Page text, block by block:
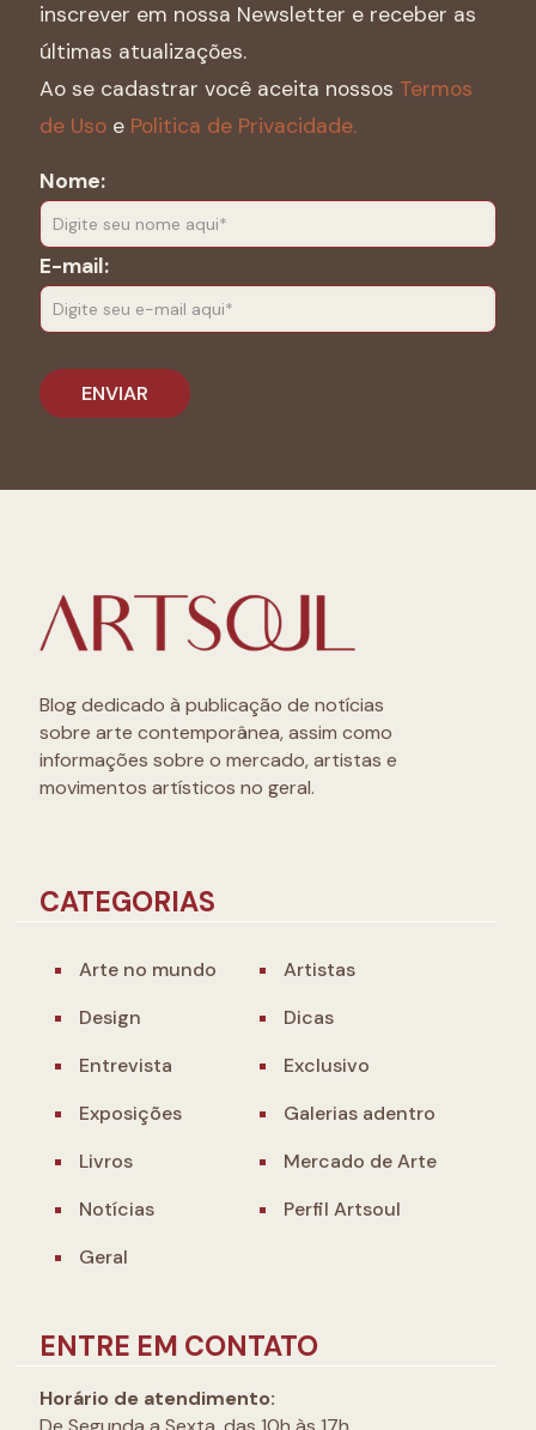
inscrever em nossa Newsletter e receber as
últimas atualizações.
Ao se cadastrar você aceita nossos Termos
de Uso e Politica de Privacidade.
Nome:
E-mail:
Blog dedicado à publicação de notícias
sobre arte contemporânea, assim como
informações sobre o mercado, artistas e
movimentos artísticos no geral.
CATEGORIAS
Arte no mundo
Artistas
Design
Dicas
Entrevista
Exclusivo
Exposições
Galerias adentro
Livros
Mercado de Arte
Notícias
Perfil Artsoul
Geral
ENTRE EM CONTATO
Horário de atendimento: